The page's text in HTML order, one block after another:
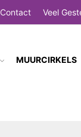
Contact Veel
MUURCIRKELS